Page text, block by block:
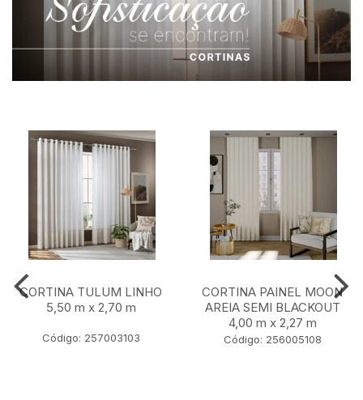
CORTINA TULUM LINHO
5,50 m x 2,70 m
Código: 257003103
CORTINA PAINEL MOON
AREIA SEMI BLACKOUT
4,00 m x 2,27 m
Código: 256005108